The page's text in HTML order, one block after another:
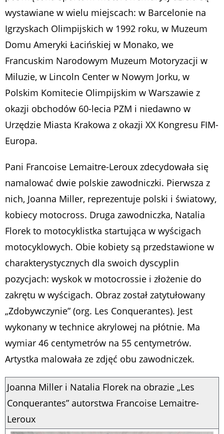
wystawiane w wielu miejscach: w Barcelonie na
Igrzyskach Olimpijskich w 1992 roku, w Muzeum
Domu Ameryki Łacińskiej w Monako, we
Francuskim Narodowym Muzeum Motoryzacji w
Miluzie, w Lincoln Center w Nowym Jorku, w
Polskim Komitecie Olimpijskim w Warszawie z
okazji obchodów 60-lecia PZM i niedawno w
Urzędzie Miasta Krakowa z okazji XX Kongresu FIM-
Europa.
Pani Francoise Lemaitre-Leroux zdecydowała się
namalować dwie polskie zawodniczki. Pierwsza z
nich, Joanna Miller, reprezentuje polski i światowy,
kobiecy motocross. Druga zawodniczka, Natalia
Florek to motocyklistka startująca w wyścigach
motocyklowych. Obie kobiety są przedstawione w
charakterystycznych dla swoich dyscyplin
pozycjach: wyskok w motocrossie i złożenie do
zakrętu w wyścigach. Obraz został zatytułowany
„Zdobywczynie” (org. Les Conquerantes). Jest
wykonany w technice akrylowej na płótnie. Ma
wymiar 46 centymetrów na 55 centymetrów.
Artystka malowała ze zdjęć obu zawodniczek.
Joanna Miller i Natalia Florek na obrazie „Les
Conquerantes” autorstwa Francoise Lemaitre-
Leroux